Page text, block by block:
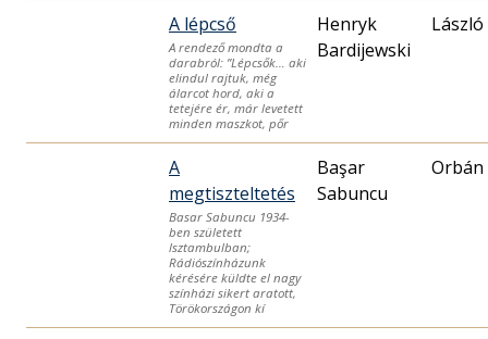
A lépcső
A rendező mondta a
darabról: ”Lépcsők… aki
elindul rajtuk, még
álarcot hord, aki a
tetejére ér, már levetett
minden maszkot, pőr
Henryk
Bardijewski
A
megtiszteltetés
Basar Sabuncu 1934-
ben született
lsztambulban;
Rádiószínházunk
kérésére küldte el nagy
színházi sikert aratott,
Törökországon kí
Başar
Sabuncu